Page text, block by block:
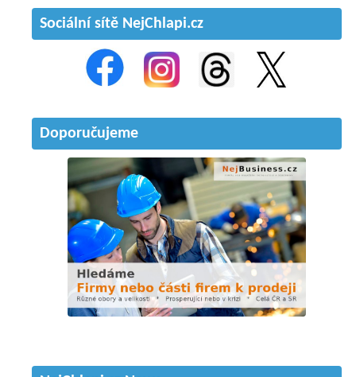
Sociální sítě NejChlapi.cz
Doporučujeme